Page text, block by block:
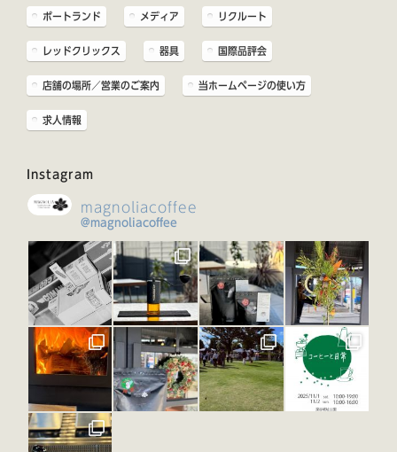
ポートランド メディア リクルート
レッドクリックス 器具 国際品評会
店舗の場所／営業のご案内 当ホームページの使い方
求人情報
Instagram
magnoliacoffee
@magnoliacoffee